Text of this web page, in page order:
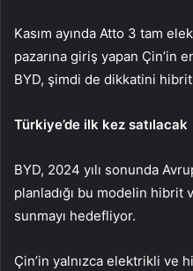
Kasım ayında Atto 3 tam
pazarına giriş yapan Çin’in
BYD, şimdi de dikkatini
Türkiye’de ilk kez satılacak
BYD, 2024 yılı sonunda
planladığı bu modelin hibrit
sunmayı hedefliyor.
Çin’in yalnızca elektrikli ve